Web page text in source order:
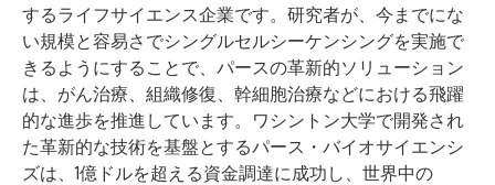
するライフサイエンス企業です。研究者が、今までにな
い規模と容易さでシングルセルシーケンシングを実施で
きるようにすることで、パースの革新的ソリューション
は、がん治療、組織修復、幹細胞治療などにおける飛躍
的な進歩を推進しています。ワシントン大学で開発され
た革新的な技術を基盤とするパース・バイオサイエンシ
ズは、1億ドルを超える資金調達に成功し、世界中の